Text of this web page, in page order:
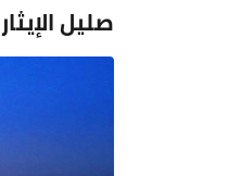
صليل الإيثار